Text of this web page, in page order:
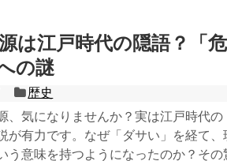
は江戸時代の隠語？「
の謎
歴史
、気になりませんか？実は江戸時代
が有力です。なぜ「ダサい」を経て、
う意味を持つようになったのか？そ